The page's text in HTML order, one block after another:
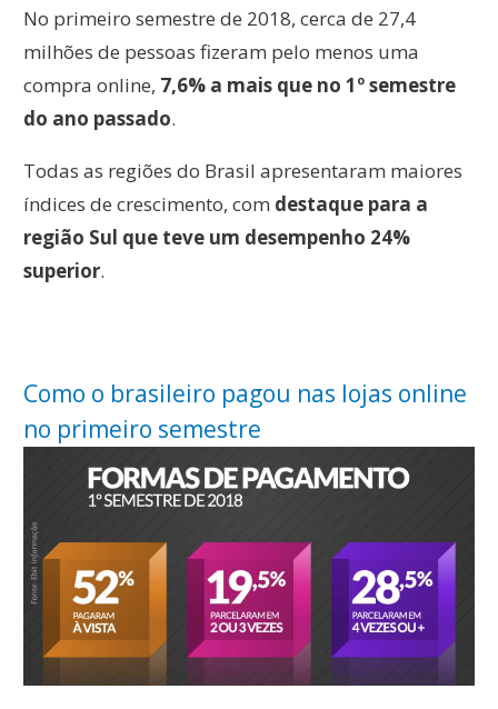
No primeiro semestre de 2018, cerca de 27,4
milhões de pessoas fizeram pelo menos uma
compra online, 7,6% a mais que no 1º semestre
do ano passado.
Todas as regiões do Brasil apresentaram maiores
índices de crescimento, com destaque para a
região Sul que teve um desempenho 24%
superior.
Como o brasileiro pagou nas lojas online
no primeiro semestre